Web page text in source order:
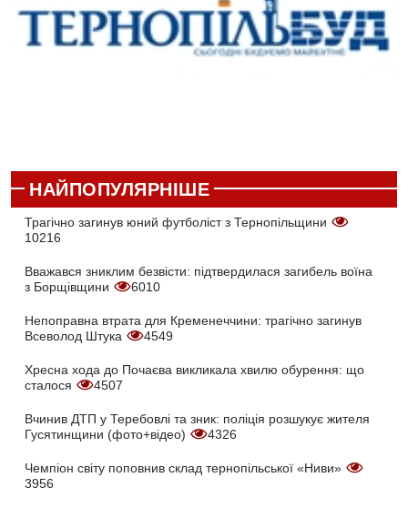
НАЙПОПУЛЯРНІШЕ
Трагічно загинув юний футболіст з Тернопільщини
10216
Вважався зниклим безвісти: підтвердилася загибель воїна
з Борщівщини
6010
Непоправна втрата для Кременеччини: трагічно загинув
Всеволод Штука
4549
Хресна хода до Почаєва викликала хвилю обурення: що
сталося
4507
Вчинив ДТП у Теребовлі та зник: поліція розшукує жителя
Гусятинщини (фото+відео)
4326
Чемпіон світу поповнив склад тернопільської «Ниви»
3956